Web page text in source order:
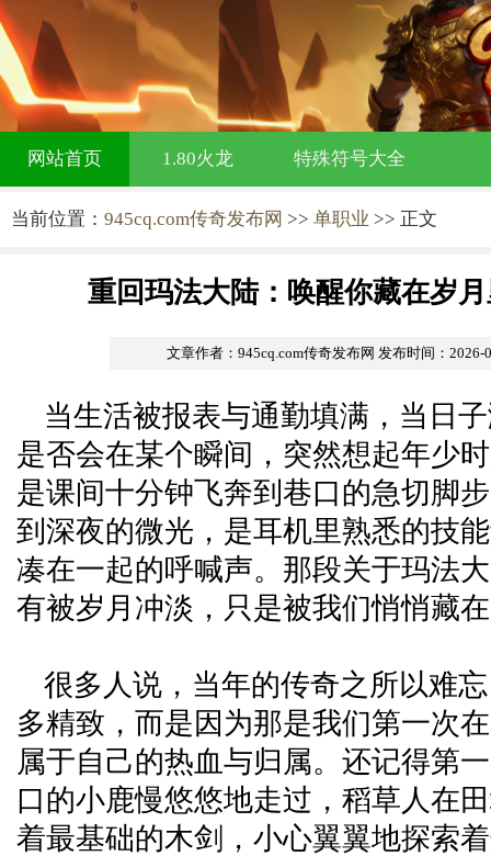
网站首页 1.80火龙 特殊符号大全
当前位置： 945cq.com传奇发布网 >> 单职业 >> 正文
重回玛法大陆：唤醒你藏在岁
文章作者：945cq.com传奇发布网 发布时间：2026-
当生活被报表与通勤填满，当日
是否会在某个瞬间，突然想起年少
是课间十分钟飞奔到巷口的急切脚
到深夜的微光，是耳机里熟悉的技
凑在一起的呼喊声。那段关于玛法
有被岁月冲淡，只是被我们悄悄藏
很多人说，当年的传奇之所以难
多精致，而是因为那是我们第一次
属于自己的热血与归属。还记得第
口的小鹿慢悠悠地走过，稻草人在
着最基础的木剑，小心翼翼地探索